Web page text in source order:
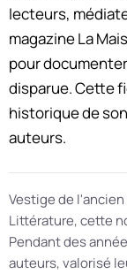
lecteurs,
magazine La
pour
disparue. Cette
historique de
auteurs.
Vestige de
Littérature, cette
Pendant des
auteurs, valorisé